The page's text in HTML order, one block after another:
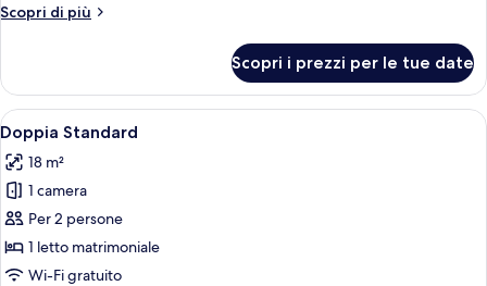
Scopri di più
Altri
Double
Room
Scopri i prezzi per le tue date
Apri
tutte
le
foto
per
Doppia
Standard
Doppia Standard | Vista dalla camera
5
Doppia Standard
18 m²
1 camera
Per 2 persone
1 letto matrimoniale
Wi-Fi gratuito